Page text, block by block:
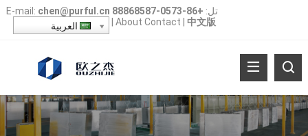
تل: +86-0573-88868587
E-mail : chen@purful.cn
About Contact 中文版 العربية